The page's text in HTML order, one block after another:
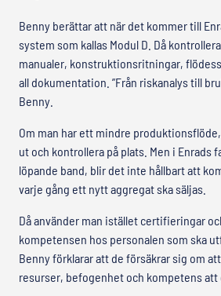
Benny berättar att när det kommer till
system som kallas Modul D. Då
manualer, konstruktionsritningar,
all dokumentation. ”Från riskanalys till
Benny.
Om man har ett mindre
ut och kontrollera på plats. Men i Enrads
löpande band, blir det inte hållbart att
varje gång ett nytt aggregat ska säljas.
Då använder man istället certifieringar
kompetensen hos personalen som ska
Benny förklarar att de försäkrar sig om
resurser, befogenhet och kompetens att